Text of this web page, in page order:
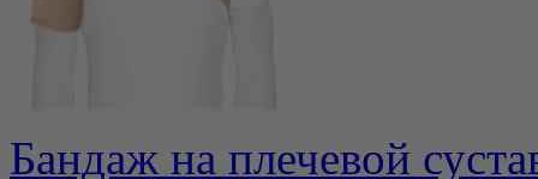
Бандаж на плечевой